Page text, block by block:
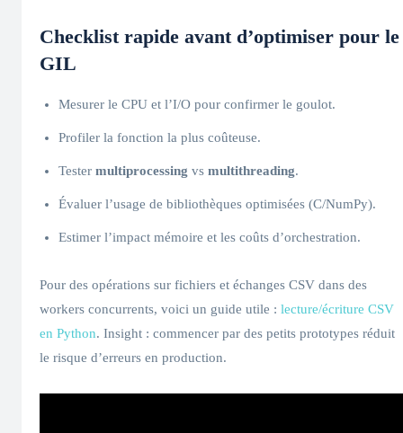
Checklist rapide avant d’optimiser pour le
GIL
Mesurer le CPU et l’I/O pour confirmer le goulot.
Profiler la fonction la plus coûteuse.
Tester multiprocessing vs multithreading.
Évaluer l’usage de bibliothèques optimisées (C/NumPy).
Estimer l’impact mémoire et les coûts d’orchestration.
Pour des opérations sur fichiers et échanges CSV dans des
workers concurrents, voici un guide utile : lecture/écriture CSV
en Python. Insight : commencer par des petits prototypes réduit
le risque d’erreurs en production.